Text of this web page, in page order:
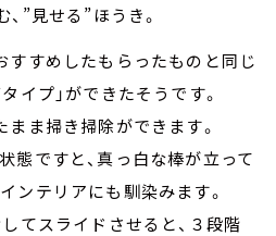
”見せる”ほうき。
すすめしたもらったものと同じ
イプ」ができたそうです。
まま掃き掃除ができます。
ですと、真っ白な棒が立って
ンテリアにも馴染みます。
てスライドさせると、３段階